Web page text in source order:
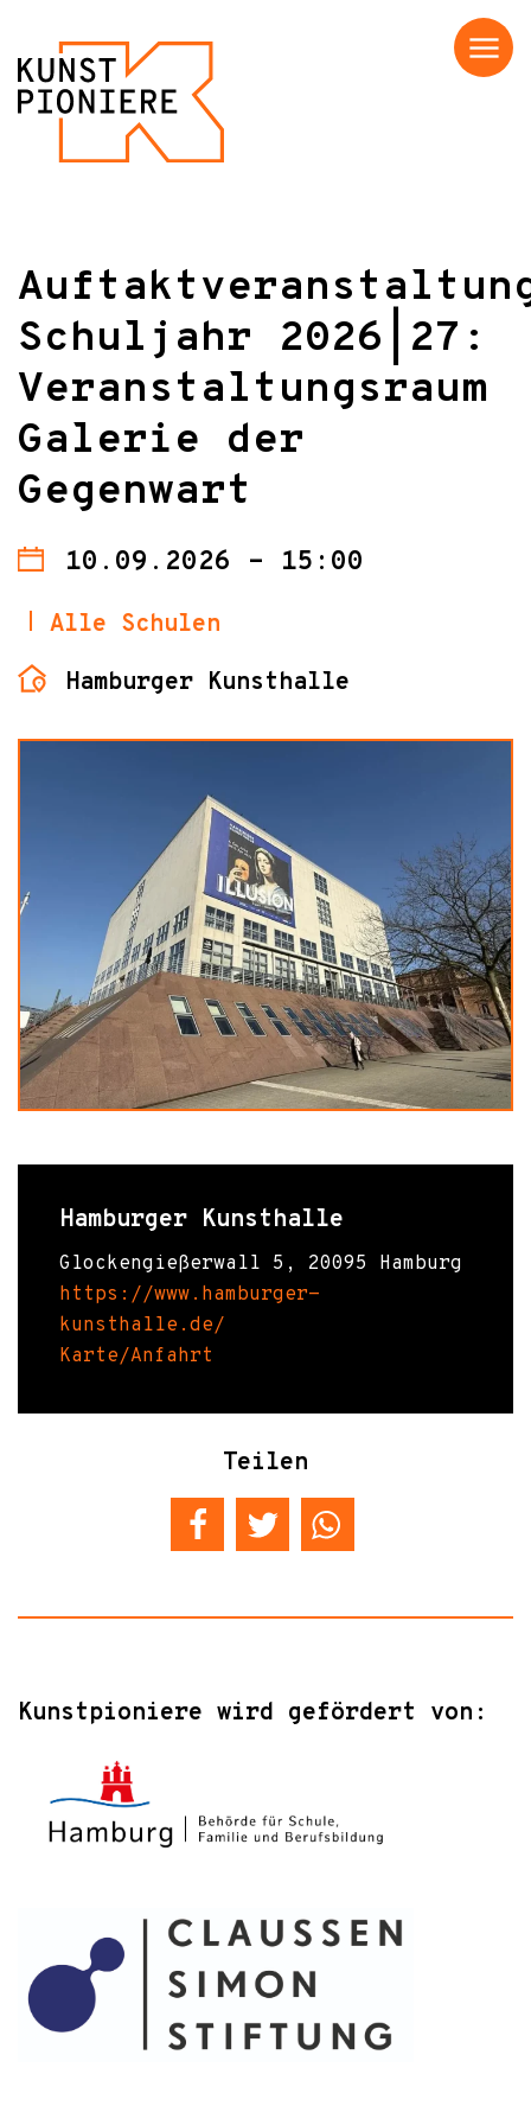
Menü
Teilen
Schuljahr 2026|27:
Veranstaltungsraum
Galerie der
Gegenwart
10.09.2026 - 15:00
Alle Schulen
Hamburger Kunsthalle
Hamburger Kunsthalle
Glockengießerwall 5, 20095 Hamburg
https://www.hamburger-
kunsthalle.de/
Karte/Anfahrt
Kunstpioniere wird gefördert von: